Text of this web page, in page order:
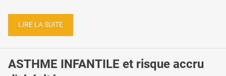
LIRE LA SUITE
ASTHME INFANTILE et risque accru